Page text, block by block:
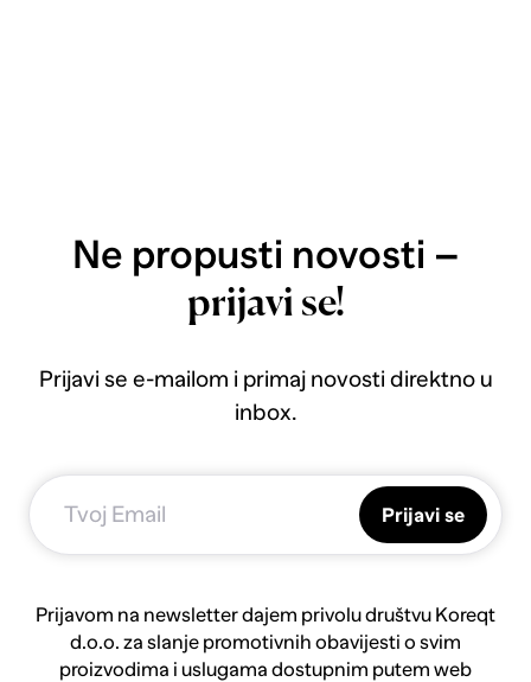
Ne propusti novosti –
prijavi se!
Prijavi se e-mailom i primaj novosti direktno u
inbox.
Prijavi se
Prijavom na newsletter dajem privolu društvu Koreqt
d.o.o. za slanje promotivnih obavijesti o svim
proizvodima i uslugama dostupnim putem web